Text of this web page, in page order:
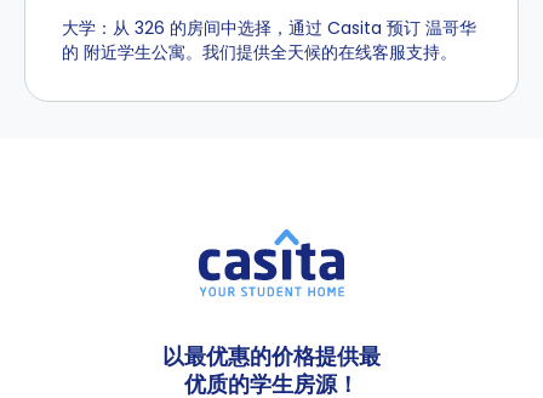
大学：从 326 的房间中选择，通过 Casita 预订 温哥华
的 附近学生公寓。我们提供全天候的在线客服支持。
以最优惠的价格提供最
优质的学生房源！